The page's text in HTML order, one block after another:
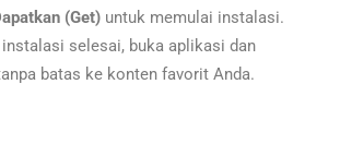
(Get) untuk memulai instalasi.
selesai, buka aplikasi dan
batas ke konten favorit Anda.